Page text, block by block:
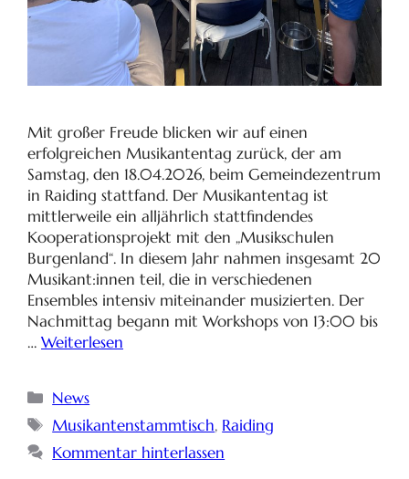
Mit großer Freude blicken wir auf einen
erfolgreichen Musikantentag zurück, der am
Samstag, den 18.04.2026, beim Gemeindezentrum
in Raiding stattfand. Der Musikantentag ist
mittlerweile ein alljährlich stattfindendes
Kooperationsprojekt mit den „Musikschulen
Burgenland“. In diesem Jahr nahmen insgesamt 20
Musikant:innen teil, die in verschiedenen
Ensembles intensiv miteinander musizierten. Der
Nachmittag begann mit Workshops von 13:00 bis
… Weiterlesen
News
Musikantenstammtisch, Raiding
Kommentar hinterlassen